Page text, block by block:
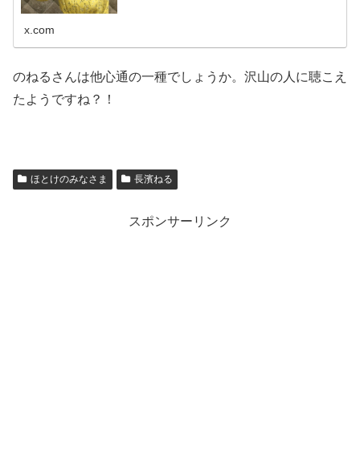
x.com
のねるさんは他心通の一種でしょうか。沢山の人に聴こえ
たようですね？！
ほとけのみなさま 長濱ねる
スポンサーリンク